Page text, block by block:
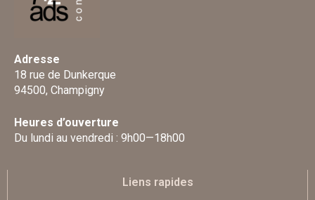
Adresse
18 rue de Dunkerque
94500, Champigny
Heures d’ouverture
Du lundi au vendredi : 9h00—18h00
Liens rapides